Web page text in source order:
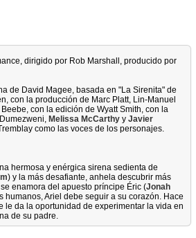
dirigido por Rob Marshall, producido por
de David Magee, basada en "La Sirenita" de
con la producción de Marc Platt, Lin-Manuel
con la edición de Wyatt Smith, con la
Melissa McCarthy y Javier
como las voces de los personajes.
hermosa y enérgica sirena sedienta de
) y la más desafiante, anhela descubrir más
enamora del apuesto príncipe Éric (Jonah
Ariel debe seguir a su corazón. Hace
le da la oportunidad de experimentar la vida en
de su padre.